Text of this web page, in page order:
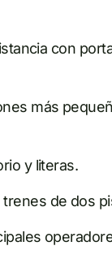
con
más
y literas.
de dos